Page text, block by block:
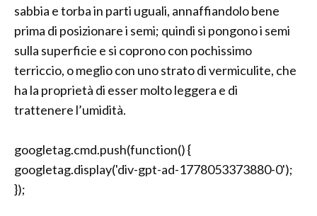
sabbia e torba in parti uguali, annaffiandolo bene
prima di posizionare i semi; quindi si pongono i semi
sulla superficie e si coprono con pochissimo
terriccio, o meglio con uno strato di vermiculite, che
ha la proprietà di esser molto leggera e di
trattenere l’umidità.
googletag.cmd.push(function() {
googletag.display('div-gpt-ad-1778053373880-0');
});